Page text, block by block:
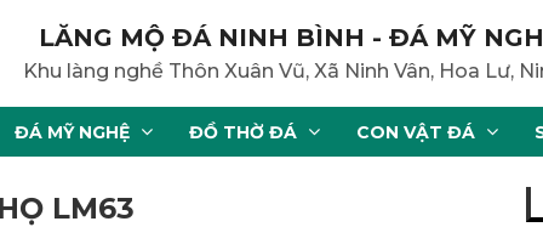
LĂNG MỘ ĐÁ NINH BÌNH - ĐÁ MỸ
Khu làng nghề Thôn Xuân Vũ, Xã Ninh Vân, Hoa Lư,
ĐÁ MỸ NGHỆ ĐỒ THỜ ĐÁ CON VẬT ĐÁ
LM63